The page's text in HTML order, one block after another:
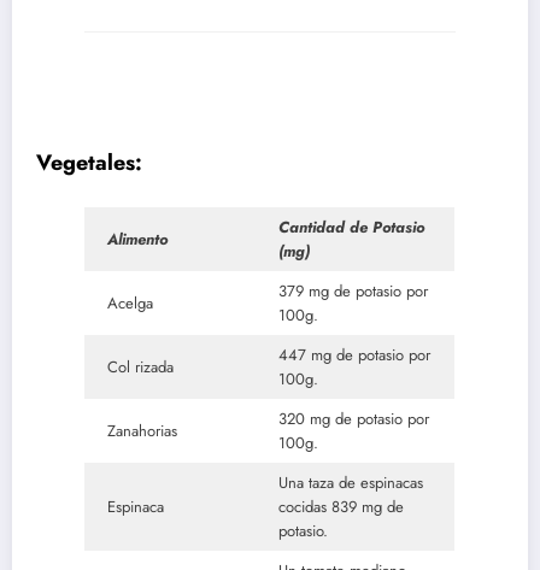
Vegetales:
Alimento
Cantidad de Potasio
(mg)
Acelga
379 mg de potasio por
100g.
Col rizada
447 mg de potasio por
100g.
Zanahorias
320 mg de potasio por
100g.
Espinaca
Una taza de espinacas
cocidas 839 mg de
potasio.